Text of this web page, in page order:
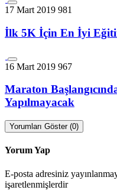
17 Mart 2019 981
İlk 5K İçin En İyi
16 Mart 2019 967
Maraton
Yapılmayacak
Yorumları Göster (0)
Yorum Yap
E-posta adresiniz
işaretlenmişlerdir